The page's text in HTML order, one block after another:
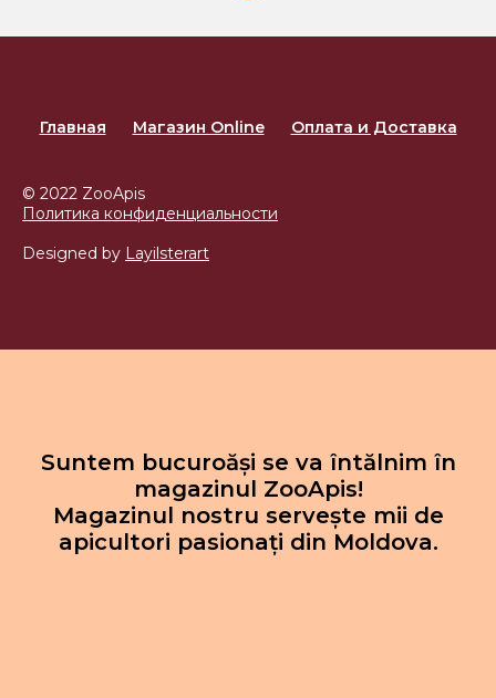
Главная Магазин Online Оплата и Доставка
© 2022 ZooApis
Политика конфиденциальности
Designed by Layilsterart
Suntem bucuroăși se va întălnim în
magazinul ZooApis!
Magazinul nostru servește mii de
apicultori pasionați din Moldova.